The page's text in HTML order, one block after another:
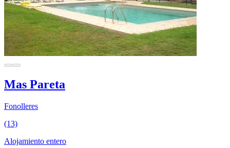
Mas Pareta
Fonolleres
(13)
Alojamiento entero